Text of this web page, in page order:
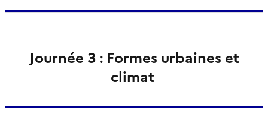
Journée 3 : Formes urbaines et
climat